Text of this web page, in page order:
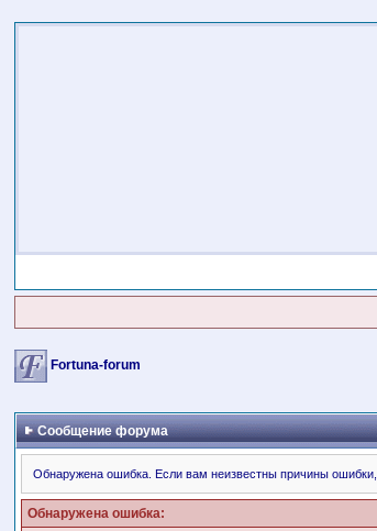
Fortuna-forum
Сообщение форума
Обнаружена ошибка. Если вам неизвестны причины
Обнаружена ошибка: